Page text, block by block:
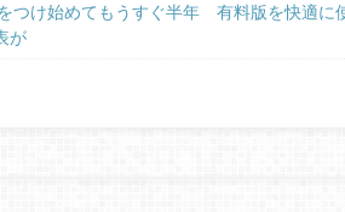
つけ始めてもうすぐ半年 有料版を快適に
が